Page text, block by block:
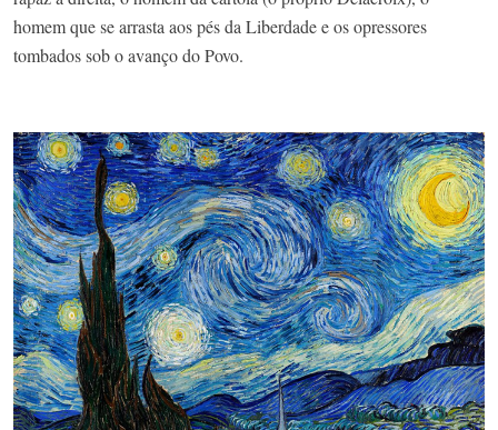
homem que se arrasta aos pés da Liberdade e os opressores
tombados sob o avanço do Povo.